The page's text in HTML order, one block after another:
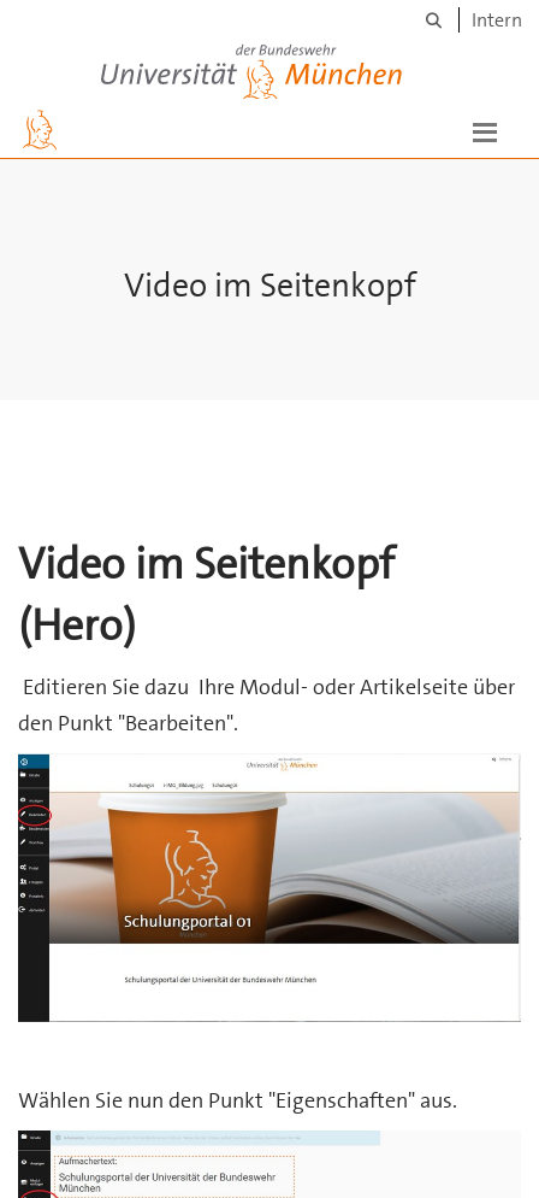
Universität der Bundeswehr München
Intern
Video im Seitenkopf
Video im Seitenkopf
(Hero)
Editieren Sie dazu Ihre Modul- oder Artikelseite über
den Punkt "Bearbeiten".
Wählen Sie nun den Punkt "Eigenschaften" aus.